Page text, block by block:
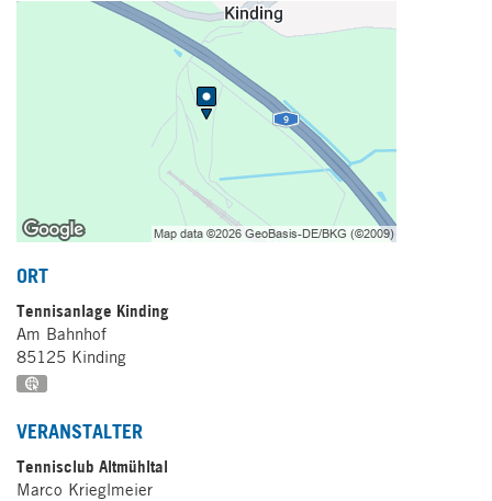
ORT
Tennisanlage Kinding
Am Bahnhof
85125 Kinding
VERANSTALTER
Tennisclub Altmühltal
Marco Krieglmeier